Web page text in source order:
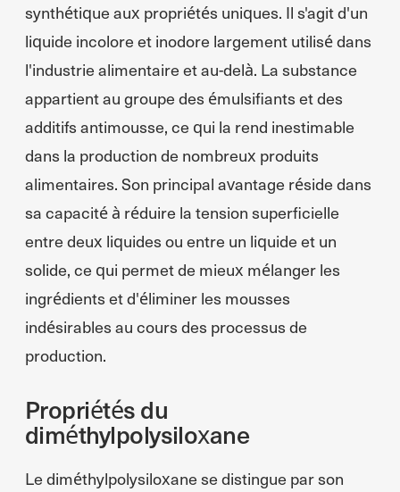
synthétique aux propriétés uniques. Il s'agit d'un
liquide incolore et inodore largement utilisé dans
l'industrie alimentaire et au-delà. La substance
appartient au groupe des émulsifiants et des
additifs antimousse, ce qui la rend inestimable
dans la production de nombreux produits
alimentaires. Son principal avantage réside dans
sa capacité à réduire la tension superficielle
entre deux liquides ou entre un liquide et un
solide, ce qui permet de mieux mélanger les
ingrédients et d'éliminer les mousses
indésirables au cours des processus de
production.
Propriétés du
diméthylpolysiloxane
Le diméthylpolysiloxane se distingue par son